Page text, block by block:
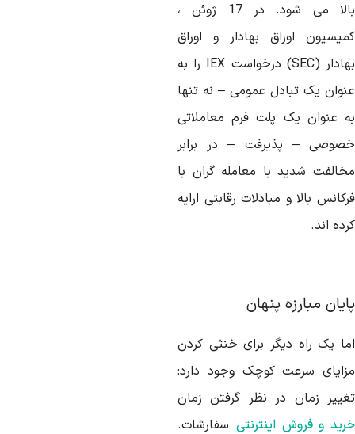
بالا می شود. در 17 ژوئن ،
اوراق بهادار و اوراق
(
SEC) درخواست IEXرا به
یک تبادل عمومی – نه تنها
عنوان یک پلت فرم معاملاتی
– پذیرفت – در برابر
شدید با معامله گران با
بالا و مبادلات رقابتی ارایه
اند.
مبارزه پنهان
یک راه دیگر برای خنثی کردن
سرعت کوچک وجود دارد:
زمان در نظر گرفتن زمان
و فروش اینترنتیسفارشات.